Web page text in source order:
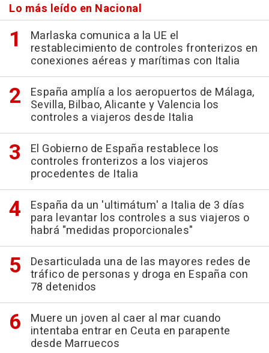
Lo más leído en Nacional
Marlaska comunica a la UE el
restablecimiento de controles fronterizos en
conexiones aéreas y marítimas con Italia
España amplía a los aeropuertos de Málaga,
Sevilla, Bilbao, Alicante y Valencia los
controles a viajeros desde Italia
El Gobierno de España restablece los
controles fronterizos a los viajeros
procedentes de Italia
España da un 'ultimátum' a Italia de 3 días
para levantar los controles a sus viajeros o
habrá "medidas proporcionales"
Desarticulada una de las mayores redes de
tráfico de personas y droga en España con
78 detenidos
Muere un joven al caer al mar cuando
intentaba entrar en Ceuta en parapente
desde Marruecos